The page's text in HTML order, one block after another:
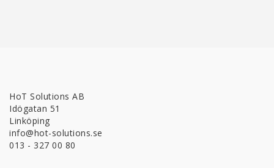
HoT Solutions AB
Idögatan 51
Linköping
info@hot-solutions.se
013 - 327 00 80